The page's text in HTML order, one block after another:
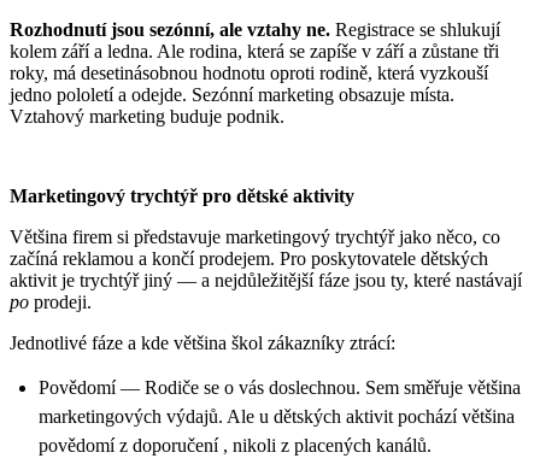
Rozhodnutí jsou sezónní, ale vztahy ne. Registrace se shlukují
kolem září a ledna. Ale rodina, která se zapíše v září a zůstane tři
roky, má desetinásobnou hodnotu oproti rodině, která vyzkouší
jedno pololetí a odejde. Sezónní marketing obsazuje místa.
Vztahový marketing buduje podnik.
Marketingový trychtýř pro dětské aktivity
Většina firem si představuje marketingový trychtýř jako něco, co
začíná reklamou a končí prodejem. Pro poskytovatele dětských
aktivit je trychtýř jiný — a nejdůležitější fáze jsou ty, které nastávají
po prodeji.
Jednotlivé fáze a kde většina škol zákazníky ztrácí:
Povědomí — Rodiče se o vás doslechnou. Sem směřuje většina
marketingových výdajů. Ale u dětských aktivit pochází většina
povědomí z doporučení , nikoli z placených kanálů.